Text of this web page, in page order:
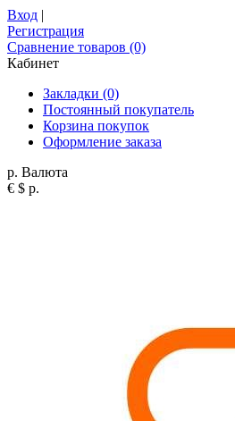
Вход |
Регистрация
Сравнение товаров (0)
Кабинет
Закладки (0)
Постоянный покупатель
Корзина покупок
Оформление заказа
р. Валюта
€ $ р.